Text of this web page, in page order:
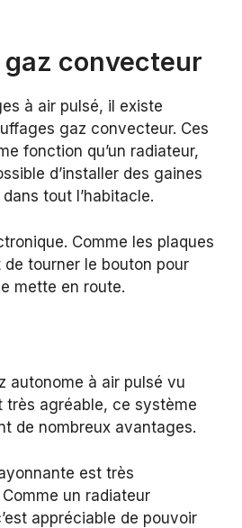
convecteur
à air pulsé, il existe
gaz convecteur. Ces
fonction qu’un radiateur,
d’installer des gaines
tout l’habitacle.
Comme les plaques
tourner le bouton pour
mette en route.
autonome à air pulsé vu
très agréable, ce système
de nombreux avantages.
est très
un radiateur
appréciable de pouvoir